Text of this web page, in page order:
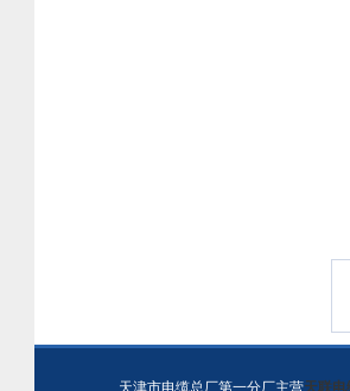
天津市电缆总厂第一分厂主营天联电